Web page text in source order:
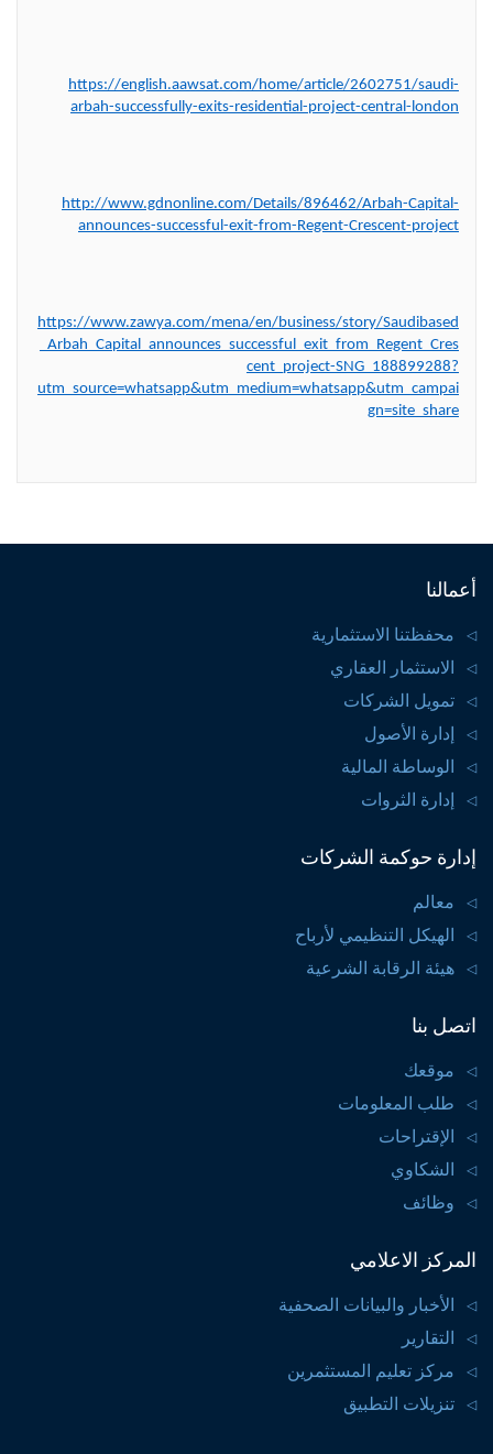
https://english.aawsat.com/home/article/2602751/saudi-
arbah-successfully-exits-residential-project-central-london
http://www.gdnonline.com/Details/896462/Arbah-Capital-
announces-successful-exit-from-Regent-Crescent-project
https://www.zawya.com/mena/en/business/story/Saudibased
_Arbah_Capital_announces_successful_exit_from_Regent_Cres
cent_project-SNG_188899288?
utm_source=whatsapp&utm_medium=whatsapp&utm_campai
gn=site_share
أعمالنا
محفظتنا الاستثمارية
الاستثمار العقاري
تمويل الشركات
إدارة الأصول
الوساطة المالية
إدارة الثروات
إدارة حوكمة الشركات
معالم
الهيكل التنظيمي لأرباح
هيئة الرقابة الشرعية
اتصل بنا
موقعك
طلب المعلومات
الإقتراحات
الشكاوي
وظائف
المركز الاعلامي
الأخبار والبيانات الصحفية
التقارير
مركز تعليم المستثمرين
تنزيلات التطبيق